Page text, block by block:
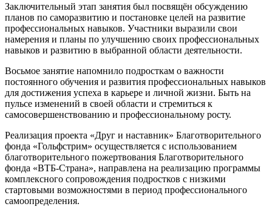
Заключительный этап занятия был посвящён обсуждению
планов по саморазвитию и постановке целей на развитие
профессиональных навыков. Участники выразили свои
намерения и планы по улучшению своих профессиональных
навыков и развитию в выбранной области деятельности.
Восьмое занятие напомнило подросткам о важности
постоянного обучения и развития профессиональных навыков
для достижения успеха в карьере и личной жизни. Быть на
пульсе изменений в своей области и стремиться к
самосовершенствованию и профессиональному росту.
Реализация проекта «Друг и наставник» Благотворительного
фонда «Гольфстрим» осуществляется с использованием
благотворительного пожертвования Благотворительного
фонда «ВТБ-Страна», направлена на реализацию программы
комплексного сопровождения подростков с низкими
стартовыми возможностями в период профессионального
самоопределения.